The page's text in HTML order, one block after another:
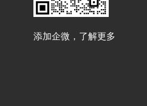
添加企微，了解更多